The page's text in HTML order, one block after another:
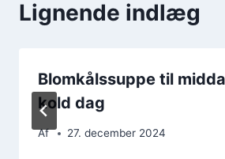
Lignende indlæg
Blomkålssuppe til
kold dag
Af 27. december 2024